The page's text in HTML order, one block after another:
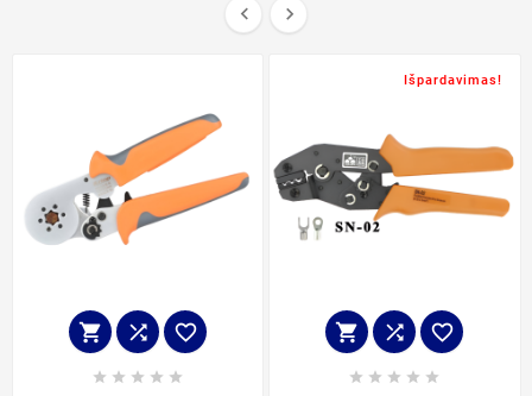
 
  
    
Išpardavimas!
  
    